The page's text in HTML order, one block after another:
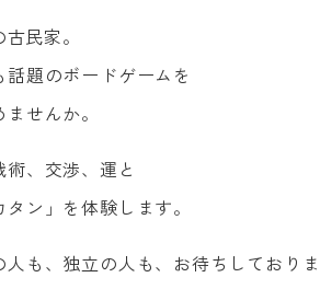
民家。
話題のボードゲームを
せんか。
、交渉、運と
ン」を体験し ます。
も、独立の人も、お待ちしておりま